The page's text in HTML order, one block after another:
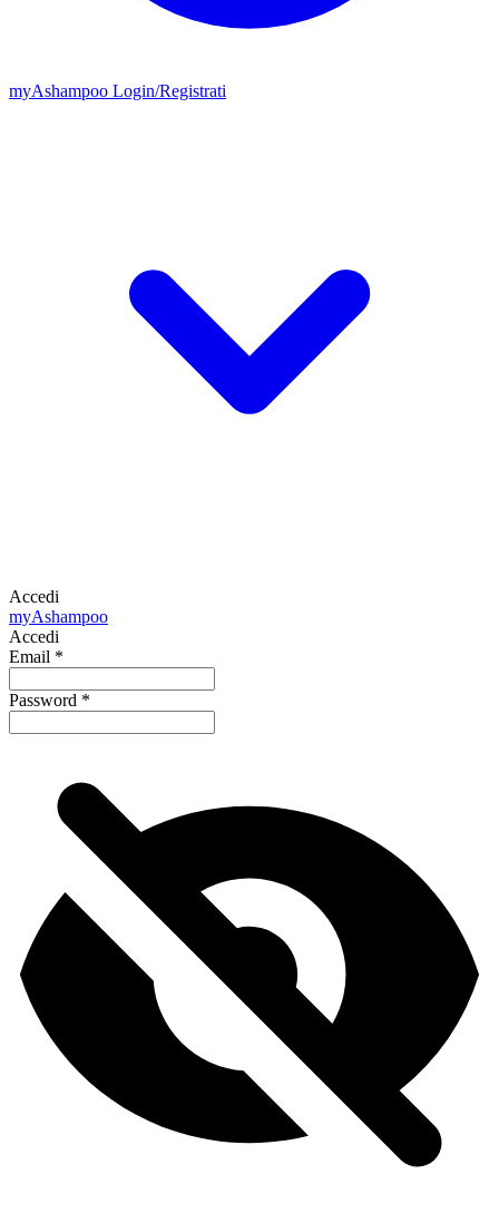
myAshampoo Login/Registrati
Accedi
myAshampoo
Accedi
Email *
Password *